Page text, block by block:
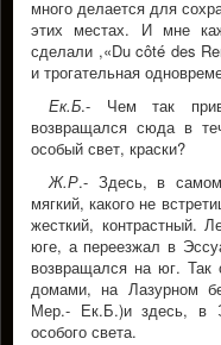
много делается для
этих местах. И мне
сделали ,«Du côté des
и трогательная
Ек.Б.- Чем так
возвращался сюда в
особый свет, краски?
Ж.Р.- Здесь, в
мягкий, какого не
жесткий, контрастный.
юге, а переезжал в
возвращался на юг.
домами, на Лазурном
Мер.- Ек.Б.)и здесь, в
особого света.